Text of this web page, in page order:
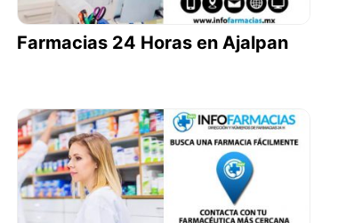
Farmacias 24 Horas en Ajalpan